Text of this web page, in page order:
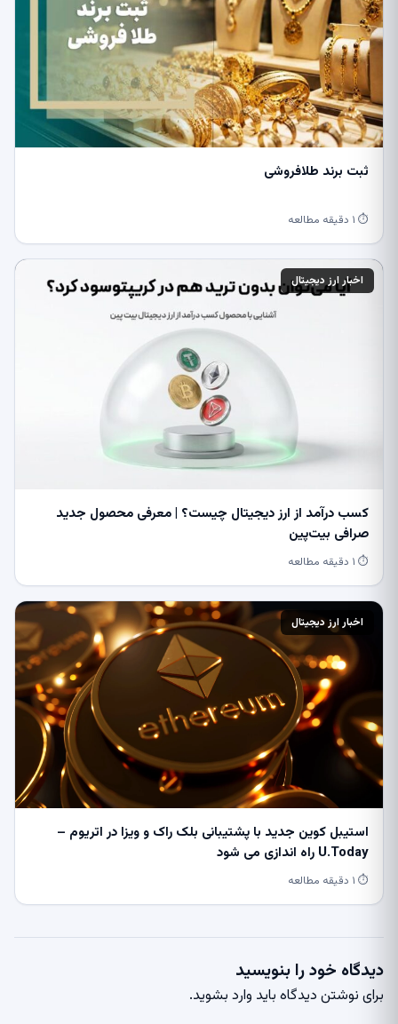
ثبت برند طلافروشی
⏱ ۱ دقیقه مطالعه
اخبار ارز دیجیتال
کسب درآمد از ارز دیجیتال چیست؟ | معرفی محصول جدید
صرافی بیت‌پین
⏱ ۱ دقیقه مطالعه
اخبار ارز دیجیتال
استیبل کوین جدید با پشتیبانی بلک راک و ویزا در اتریوم –
U.Today راه اندازی می شود
⏱ ۱ دقیقه مطالعه
دیدگاه خود را بنویسید
برای نوشتن دیدگاه باید وارد بشوید.